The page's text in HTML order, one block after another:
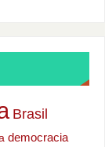
Brasil
democracia